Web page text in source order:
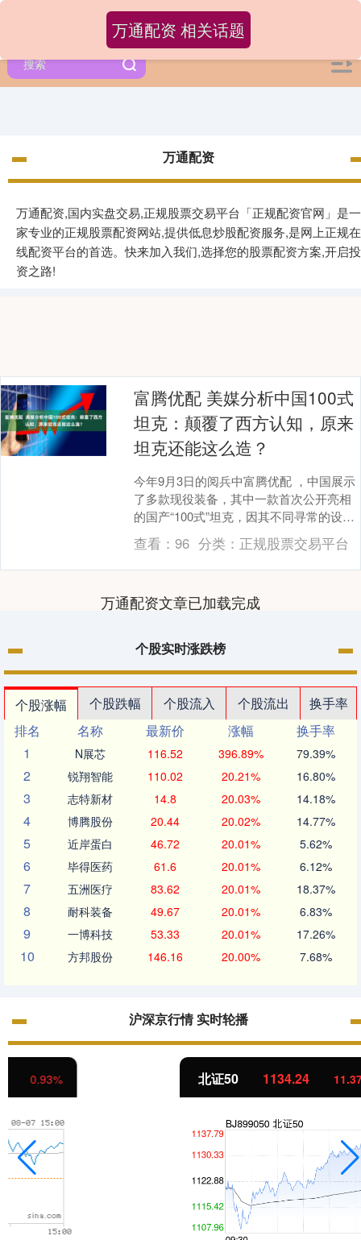
万通配资
万通配资,国内实盘交易,正规股票交易平台「正规配资官网」是一
家专业的正规股票配资网站,提供低息炒股配资服务,是网上正规在
线配资平台的首选。快来加入我们,选择您的股票配资方案,开启投
资之路!
万通配资 相关话题
富腾优配 美媒分析中国100式
坦克：颠覆了西方认知，原来
坦克还能这么造？
今年9月3日的阅兵中富腾优配 ，中国展示
了多款现役装备，其中一款首次公开亮相
的国产“100式”坦克，因其不同寻常的设计
迅速吸引了外媒和军迷的关注。近日，美
国《国....
查看：96 分类： 正规股票交易平台
万通配资文章已加载完成
个股实时涨跌榜
个股涨幅 个股跌幅 个股流入 个股流出
换手率
排名
名称 最新价 涨幅
换手率
1
N展芯 116.52 396.89% 79.39%
2 锐翔智能 110.02 20.21% 16.80%
3 志特新材 14.8 20.03% 14.18%
4 博腾股份 20.44 20.02% 14.77%
5 近岸蛋白 46.72 20.01% 5.62%
6 毕得医药 61.6 20.01% 6.12%
7 五洲医疗 83.62 20.01% 18.37%
8 耐科装备 49.67 20.01% 6.83%
9 一博科技 53.33 20.01% 17.26%
10 方邦股份 146.16 20.00% 7.68%
沪深京行情 实时轮播
11.37 1.01%